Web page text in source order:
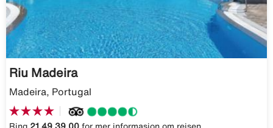
Riu Madeira
Madeira, Portugal
Ring 21 49 39 00 for mer informasjon om reisen.